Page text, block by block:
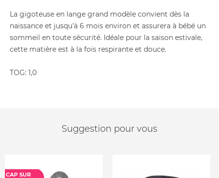
La gigoteuse en lange grand modèle convient dès la
naissance et jusqu'à 6 mois environ et assurera à bébé un
sommeil en toute sécurité. Idéale pour la saison estivale,
cette matière est à la fois respirante et douce.
TOG: 1,0
Suggestion pour vous